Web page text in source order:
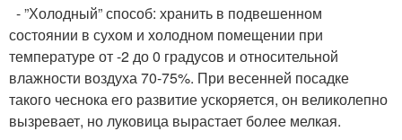
- ”Холодный” способ: хранить в подвешенном
состоянии в сухом и холодном помещении при
температуре от -2 до 0 градусов и относительной
влажности воздуха 70-75%. При весенней посадке
такого чеснока его развитие ускоряется, он великолепно
вызревает, но луковица вырастает более мелкая.